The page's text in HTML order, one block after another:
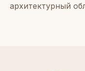
архитектурный